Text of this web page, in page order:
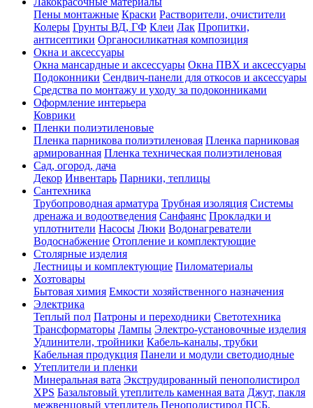
Пены монтажные Краски Растворители, очистители
Колеры Грунты ВД, ГФ Клеи Лак Пропитки,
антисептики Органосиликатная композиция
Окна и аксессуары
Окна мансардные и аксессуары Окна ПВХ и аксессуары
Подоконники Сендвич-панели для откосов и аксессуары
Средства по монтажу и уходу за подоконниками
Оформление интерьера
Коврики
Пленки полиэтиленовые
Пленка парникова полиэтиленовая Пленка парниковая
армированная Пленка техническая полиэтиленовая
Сад, огород, дача
Декор Инвентарь Парники, теплицы
Сантехника
Трубопроводная арматура Трубная изоляция Системы
дренажа и водоотведения Санфаянс Прокладки и
уплотнители Насосы Люки Водонагреватели
Водоснабжение Отопление и комплектующие
Столярные изделия
Лестницы и комплектующие Пиломатериалы
Хозтовары
Бытовая химия Емкости хозяйственного назначения
Электрика
Теплый пол Патроны и переходники Светотехника
Трансформаторы Лампы Электро-установочные изделия
Удлинители, тройники Кабель-каналы, трубки
Кабельная продукция Панели и модули светодиодные
Утеплители и пленки
Минеральная вата Экструдированный пенополистирол
XPS Базальтовый утеплитель каменная вата Джут, пакля
межвенцовый утеплитель Пенополистирол ПСБ,